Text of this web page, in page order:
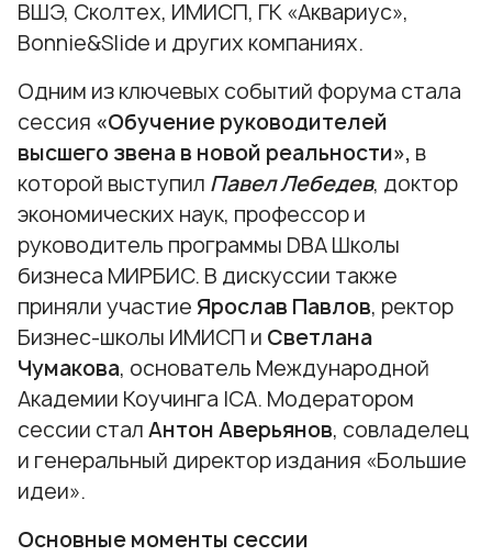
ВШЭ, Сколтех, ИМИСП, ГК «Аквариус»,
Bonnie&Slide и других компаниях.
Одним из ключевых событий форума стала
сессия «Обучение руководителей
высшего звена в новой реальности», в
которой выступил Павел Лебедев, доктор
экономических наук, профессор и
руководитель программы DBA Школы
бизнеса МИРБИС. В дискуссии также
приняли участие Ярослав Павлов, ректор
Бизнес-школы ИМИСП и Светлана
Чумакова, основатель Международной
Академии Коучинга ICA. Модератором
сессии сталАнтон Аверьянов, совладелец
и генеральный директор издания «Большие
идеи».
Основные моменты сессии